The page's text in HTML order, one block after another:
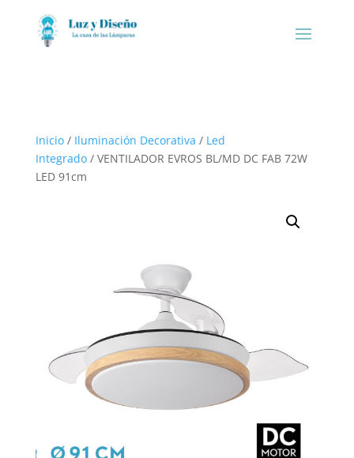
Inicio/ Iluminación Decorativa / Led
Integrado/ VENTILADOR EVROS BL/MD DC FAB 72W
LED 91cm